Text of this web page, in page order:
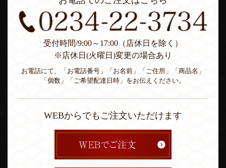
受付時間/9:00～17:00（店休日を除く）
※店休日(火曜日)変更の場合あり
お電話にて、「お電話番号」「お名前」「ご住所」「商品名」
「個数」「ご希望配達日時」をお伝えください。
WEBからでもご注文いただけます